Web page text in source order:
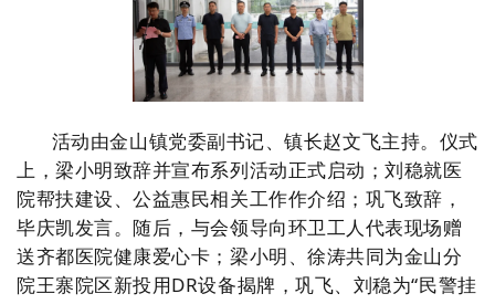
活动由金山镇党委副书记、镇长赵文飞主持。仪式
上，梁小明致辞并宣布系列活动正式启动；刘稳就医
院帮扶建设、公益惠民相关工作作介绍；巩飞致辞，
毕庆凯发言。随后，与会领导向环卫工人代表现场赠
送齐都医院健康爱心卡；梁小明、徐涛共同为金山分
院王寨院区新投用DR设备揭牌，巩飞、刘稳为“民警挂